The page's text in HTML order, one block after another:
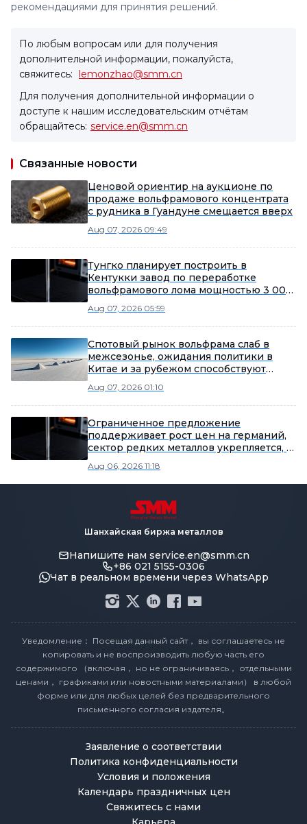
рекомендациями для принятия решений.
По любым вопросам или для получения
дополнительной информации, пожалуйста,
свяжитесь: lemonzhao@smm.cn
Для получения дополнительной информации о
доступе к нашим исследовательским отчётам
обращайтесь: service.en@smm.cn
Связанные новости
Ценовой ориентир на аукционе по
продаже вольфрамового концентрата
с рудника в Гуандуне смещается вверх
Aug 07, 2026 09:49
Тунгко планирует построить в
Кентукки завод по переработке
вольфрамового лома мощностью 3 000
государственных субсидий
Aug 07, 2026 05:59
Спотовый рынок вольфрама слаб в
межсезонье, ожидания политики в
Китае и за рубежом способствуют
Aug 07, 2026 01:10
Ограниченное предложение
поддерживает рост цен на германий,
сектор редких металлов укрепляется, в
China Tungsten High-Tech [SMM Flash]
Aug 06, 2026 11:18
Шанхайская биржа металлов
Напишите нам service.en@smm.cn
+86 021 5155-0306
Чат в реальном времени через WhatsApp
Уведомление： Посещая данный сайт， вы соглашаетесь не
копировать и не воспроизводить любую часть его
содержимого （включая， но не ограничиваясь， отдельными
ценами， графиками или новостными материалами） в любой
форме или для любых целей без предварительного
письменного согласия издателя。
Заявление о соответствии
Политика конфиденциальности
Условия и положения
Календарь праздничных цен
Свяжитесь с нами